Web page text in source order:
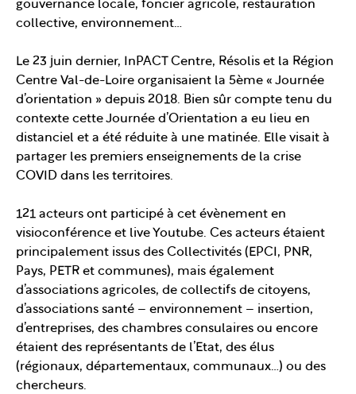
gouvernance locale, foncier agricole, restauration
collective, environnement…
Le 23 juin dernier, InPACT Centre, Résolis et la Région
Centre Val-de-Loire organisaient la 5ème « Journée
d’orientation » depuis 2018. Bien sûr compte tenu du
contexte cette Journée d’Orientation a eu lieu en
distanciel et a été réduite à une matinée. Elle visait à
partager les premiers enseignements de la crise
COVID dans les territoires.
121 acteurs ont participé à cet évènement en
visioconférence et live Youtube. Ces acteurs étaient
principalement issus des Collectivités (EPCI, PNR,
Pays, PETR et communes), mais également
d’associations agricoles, de collectifs de citoyens,
d’associations santé – environnement – insertion,
d’entreprises, des chambres consulaires ou encore
étaient des représentants de l’Etat, des élus
(régionaux, départementaux, communaux…) ou des
chercheurs.